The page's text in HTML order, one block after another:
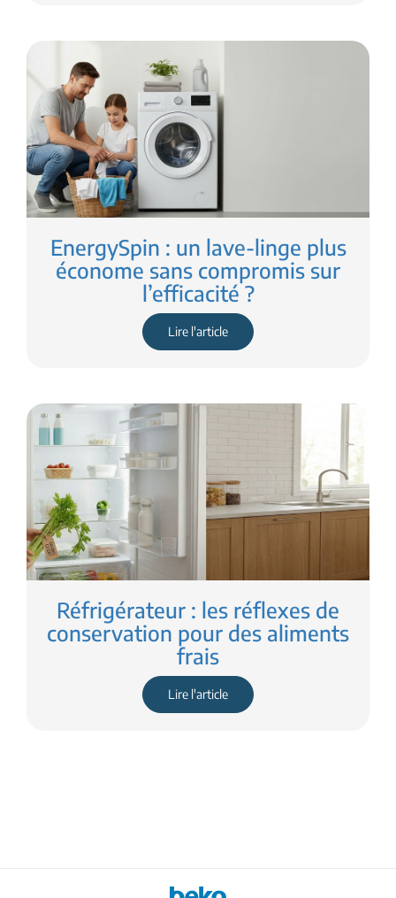
EnergySpin : un lave-linge plus
économe sans compromis sur
l’efficacité ?
Lire l'article
Réfrigérateur : les réflexes de
conservation pour des aliments
frais
Lire l'article